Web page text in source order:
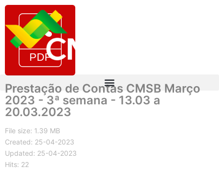
Prestação de Contas CMSB Março
2023 - 3ª semana - 13.03 a
20.03.2023
File size: 1.39 MB
Created: 25-04-2023
Updated: 25-04-2023
Hits: 22